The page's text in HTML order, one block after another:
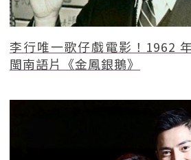
李行唯一歌仔戲電影！1962
閩南語片《金鳳銀鵝》